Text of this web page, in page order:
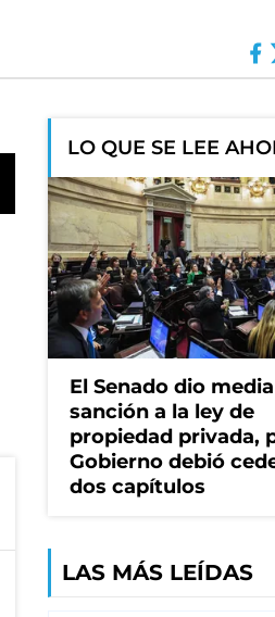
LO QUE SE LEE
El Senado dio media
sanción a la ley de
propiedad privada,
Gobierno debió
dos capítulos
LAS MÁS LEÍDAS